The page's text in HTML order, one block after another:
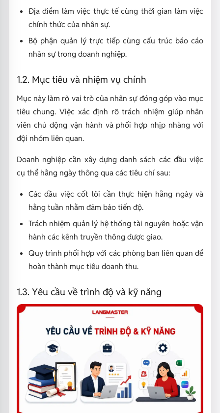
Địa điểm làm việc thực tế cùng thời gian làm việc
chính thức của nhân sự.
Bộ phận quản lý trực tiếp cùng cấu trúc báo cáo
nhân sự trong doanh nghiệp.
1.2. Mục tiêu và nhiệm vụ chính
Mục này làm rõ vai trò của nhân sự đóng góp vào mục
tiêu chung. Việc xác định rõ trách nhiệm giúp nhân
viên chủ động vận hành và phối hợp nhịp nhàng với
đội nhóm liên quan.
Doanh nghiệp cần xây dựng danh sách các đầu việc
cụ thể hằng ngày thông qua các tiêu chí sau:
Các đầu việc cốt lõi cần thực hiện hằng ngày và
hằng tuần nhằm đảm bảo tiến độ.
Trách nhiệm quản lý hệ thống tài nguyên hoặc vận
hành các kênh truyền thông được giao.
Quy trình phối hợp với các phòng ban liên quan để
hoàn thành mục tiêu doanh thu.
1.3. Yêu cầu về trình độ và kỹ năng